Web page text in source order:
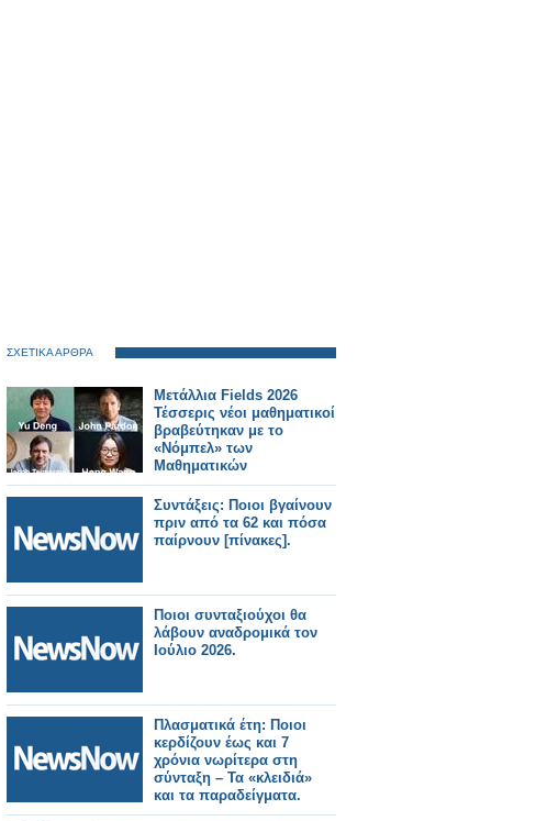
ΣΧΕΤΙΚΑ ΑΡΘΡΑ
Μετάλλια Fields 2026
Τέσσερις νέοι μαθηματικοί
βραβεύτηκαν με το
«Νόμπελ» των
Μαθηματικών
Συντάξεις: Ποιοι βγαίνουν
πριν από τα 62 και πόσα
παίρνουν [πίνακες].
Ποιοι συνταξιούχοι θα
λάβουν αναδρομικά τον
Ιούλιο 2026.
Πλασματικά έτη: Ποιοι
κερδίζουν έως και 7
χρόνια νωρίτερα στη
σύνταξη – Τα «κλειδιά»
και τα παραδείγματα.